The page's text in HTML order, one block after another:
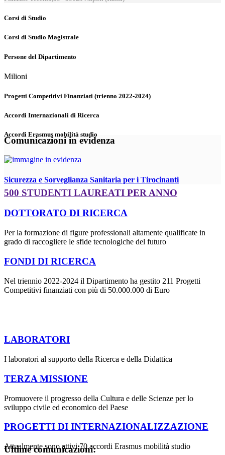
Corsi di Studio
Corsi di Studio Magistrale
Persone del Dipartimento
Milioni
Progetti Competitivi Finanziati (trienno 2022-2024)
Accordi Internazionali di Ricerca
Accordi Erasmus mobilità studio
Comunicazioni in evidenza
Sicurezza e Sorveglianza Sanitaria per i Tirocinanti
500 STUDENTI LAUREATI PER ANNO
DOTTORATO DI RICERCA
Per la formazione di figure professionali altamente qualificate in
grado di raccogliere le sfide tecnologiche del futuro
FONDI DI RICERCA
Nel triennio 2022-2024 il Dipartimento ha gestito 211 Progetti
Competitivi finanziati con più di 50.000.000 di Euro
LABORATORI
I laboratori al supporto della Ricerca e della Didattica
TERZA MISSIONE
Promuovere il progresso della Cultura e delle Scienze per lo
sviluppo civile ed economico del Paese
PROGETTI DI INTERNAZIONALIZZAZIONE
Attualmente sono attivi 70 accordi Erasmus mobilità studio
Ultime comunicazioni: